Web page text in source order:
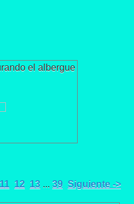
el albergue
11 12 13 ... 39 Siguiente ->